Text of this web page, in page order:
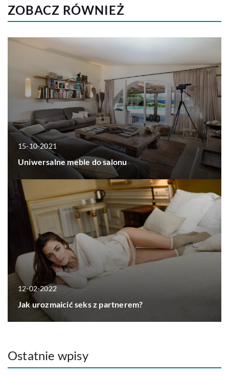
ZOBACZ RÓWNIEŻ
15-10-2021
Uniwersalne meble do salonu
12-02-2022
Jak urozmaicić seks z partnerem?
Ostatnie wpisy